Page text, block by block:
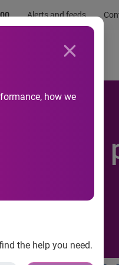
Alerts and feeds
how we
the help you need.
Newsroom